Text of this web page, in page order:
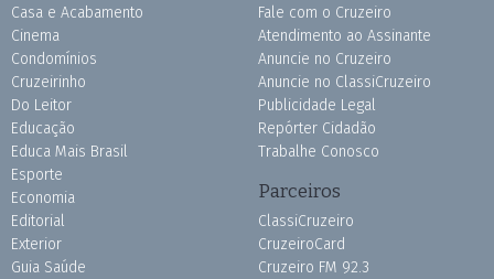
Casa e Acabamento
Cinema
Condomínios
Cruzeirinho
Do Leitor
Educação
Educa Mais Brasil
Esporte
Economia
Editorial
Exterior
Guia Saúde
Fale com o Cruzeiro
Atendimento ao Assinante
Anuncie no Cruzeiro
Anuncie no ClassiCruzeiro
Publicidade Legal
Repórter Cidadão
Trabalhe Conosco
Parceiros
ClassiCruzeiro
CruzeiroCard
Cruzeiro FM 92.3